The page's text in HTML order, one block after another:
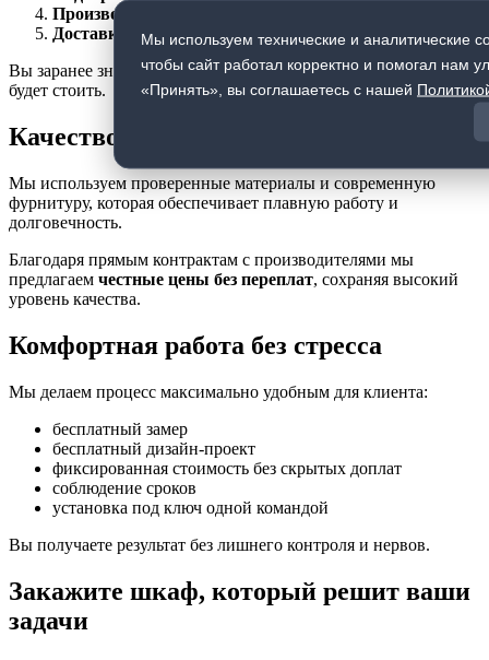
Производство
Доставка и установка- аккуратно и в срок
Вы заранее знаете, как будет выглядеть шкаф и сколько он
будет стоить.
Качество и надёжность
Мы используем проверенные материалы и современную
фурнитуру, которая обеспечивает плавную работу и
долговечность.
Благодаря прямым контрактам с производителями мы
предлагаем честные цены без переплат, сохраняя высокий
уровень качества.
Комфортная работа без стресса
Мы делаем процесс максимально удобным для клиента:
бесплатный замер
бесплатный дизайн-проект
фиксированная стоимость без скрытых доплат
соблюдение сроков
установка под ключ одной командой
Вы получаете результат без лишнего контроля и нервов.
Закажите шкаф, который решит ваши
задачи
Мы используем технические и аналитические
чтобы сайт работал корректно и помогал нам
«Принять», вы соглашаетесь с нашей